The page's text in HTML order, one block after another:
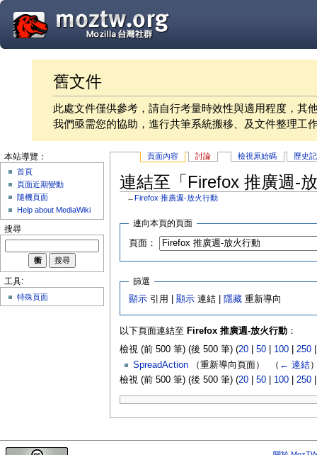
舊文件
此處文件僅供參考，請自行考量時效性與適用程度，其
我們亟需您的協助，進行共筆系統搬移、及文件整理工
頁面內容 討論 檢視原始碼 歷史
連結至「Firefox 推廣週-
← Firefox 推廣週-放火行動
連向本頁的頁面
頁面：
篩選
顯示 引用 |顯示 連結 | 隱藏 重新導向
以下頁面連結至 Firefox 推廣週-放火行動：
檢視 (前 500 筆) (後 500 筆) (20| 50| 100| 250
SpreadAction（重新導向頁面） ‎ （ ← 連結
檢視 (前 500 筆) (後 500 筆) (20| 50| 100| 250
本站導覽：
首頁
頁面近期變動
隨機頁面
Help about MediaWiki
搜尋
工具:
特殊頁面